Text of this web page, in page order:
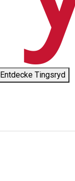
Entdecke Tingsryd